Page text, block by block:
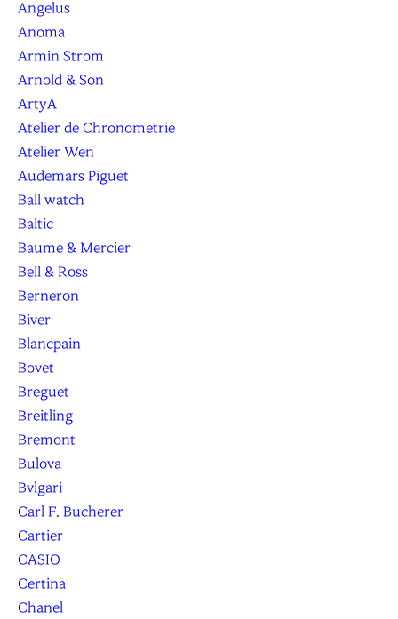
Angelus
Anoma
Armin Strom
Arnold & Son
ArtyA
Atelier de Chronometrie
Atelier Wen
Audemars Piguet
Ball watch
Baltic
Baume & Mercier
Bell & Ross
Berneron
Biver
Blancpain
Bovet
Breguet
Breitling
Bremont
Bulova
Bvlgari
Carl F. Bucherer
Cartier
CASIO
Certina
Chanel